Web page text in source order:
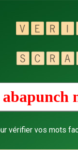
vérifier vos mots